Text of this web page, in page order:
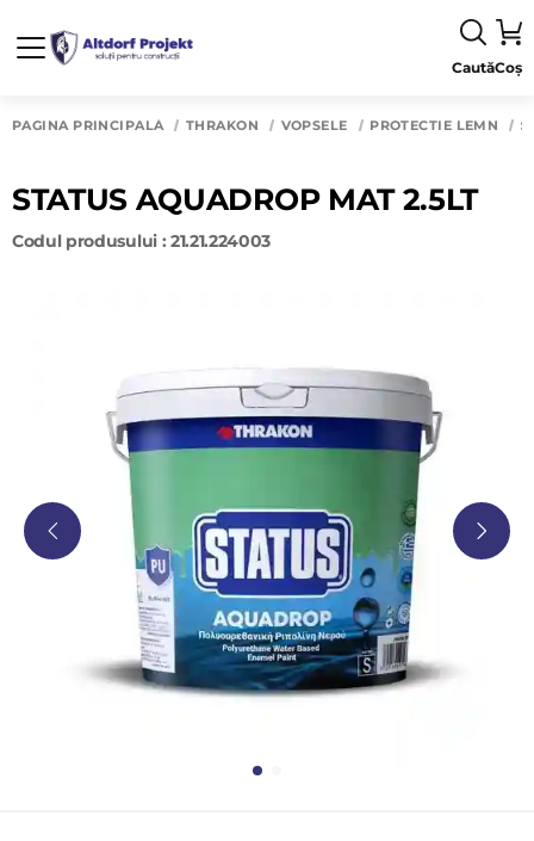
CautăCoș
PAGINA PRINCIPALĂ THRAKON VOPSELE PROTECTIE LEMN
STATUS AQUADROP MAT 2.5LT
Codul produsului : 21.21.224003